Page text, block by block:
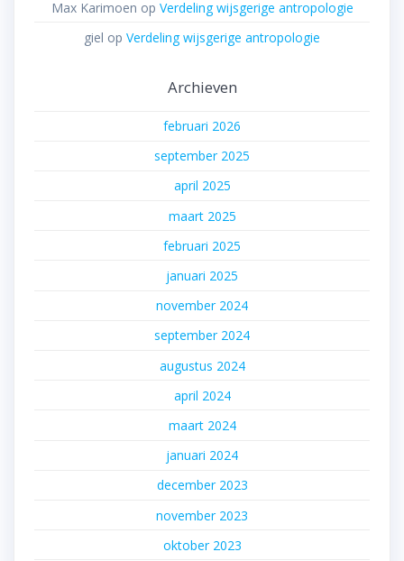
Max Karimoen op Verdeling wijsgerige antropologie
giel op Verdeling wijsgerige antropologie
Archieven
februari 2026
september 2025
april 2025
maart 2025
februari 2025
januari 2025
november 2024
september 2024
augustus 2024
april 2024
maart 2024
januari 2024
december 2023
november 2023
oktober 2023